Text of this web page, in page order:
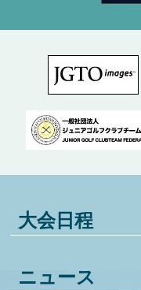
大会日程
ニュース